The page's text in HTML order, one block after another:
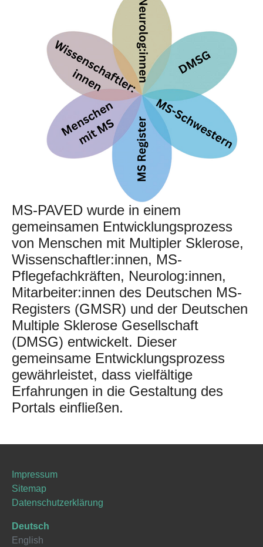
MS-PAVED wurde in einem
gemeinsamen Entwicklungsprozess
von Menschen mit Multipler Sklerose,
Wissenschaftler:innen, MS-
Pflegefachkräften, Neurolog:innen,
Mitarbeiter:innen des Deutschen MS-
Registers (GMSR) und der Deutschen
Multiple Sklerose Gesellschaft
(DMSG) entwickelt. Dieser
gemeinsame Entwicklungsprozess
gewährleistet, dass vielfältige
Erfahrungen in die Gestaltung des
Portals einfließen.
Impressum
Sitemap
Datenschutzerklärung
Deutsch
English